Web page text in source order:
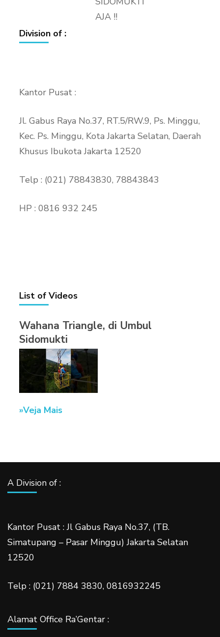
Division of :
Kantor Pusat :
Jl. Gabus Raya No.37, RT.5/RW.9, Ps. Minggu,
Kec. Ps. Minggu, Kota Jakarta Selatan, Daerah
Khusus Ibukota Jakarta 12520
Telp : (021) 78843830, 78843843
HP : 0816 932 245
List of Videos
Wahana Triangle, di Umbul
Sidomukti
Veja Mais
A Division of :
Kantor Pusat : Jl Gabus Raya No.37, (TB.
Simatupang – Pasar Minggu) Jakarta Selatan
12520
Telp : (021) 7884 3830, 0816932245
Alamat Office Ra’Gentar :